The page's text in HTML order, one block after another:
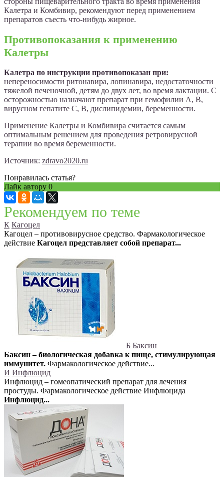
Калетра и Комбивир, рекомендуют перед применением
препаратов съесть что-нибудь жирное.
Противопоказания к применению
Калетры
Калетра по инструкции противопоказан при:
непереносимости ритонавира, лопинавира, недостаточности
тяжелой печеночной, детям до двух лет, во время лактации. С
осторожностью назначают препарат при гемофилии А, В,
вирусном гепатите С, В, дислипидемии, беременности.
Применение Калетры и Комбивира считается самым
оптимальным решением для проведения ретровирусной
терапии во время беременности.
Источник: zdravo2020.ru
Понравилась статья?
Лайк автору 0
Рекомендуем по теме
К Кагоцел
Кагоцел – противовирусное средство. Фармакологическое
действие Кагоцел представляет собой препарат...
Б Баксин
Баксин – биологическая добавка к пище, стимулирующая
иммунитет. Фармакологическое действие...
И Инфлюцид
Инфлюцид – гомеопатический препарат для лечения
простуды. Фармакологическое действие Инфлюцида
Инфлюцид...